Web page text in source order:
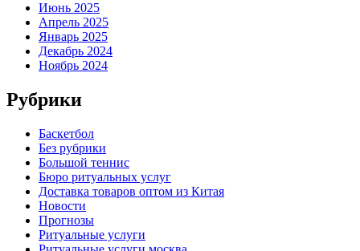
Июнь 2025
Апрель 2025
Январь 2025
Декабрь 2024
Ноябрь 2024
Рубрики
Баскетбол
Без рубрики
Большой теннис
Бюро ритуальных услуг
Доставка товаров оптом из Китая
Новости
Прогнозы
Ритуальные услуги